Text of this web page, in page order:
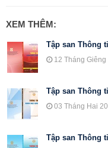
XEM THÊM:
Tập san Thông
12 Tháng
Tập san Thông
03 Tháng Hai
Tập san Thông